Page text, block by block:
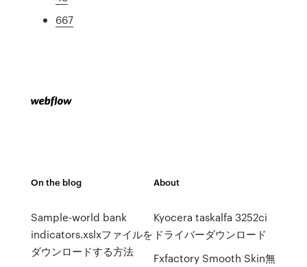
667
On the blog
Sample-world bank
indicators.xslxファイルを
ダウンロードする方法
About
Kyocera taskalfa 3252ci
ドライバーダウンロード
Fxfactory Smooth Skin無